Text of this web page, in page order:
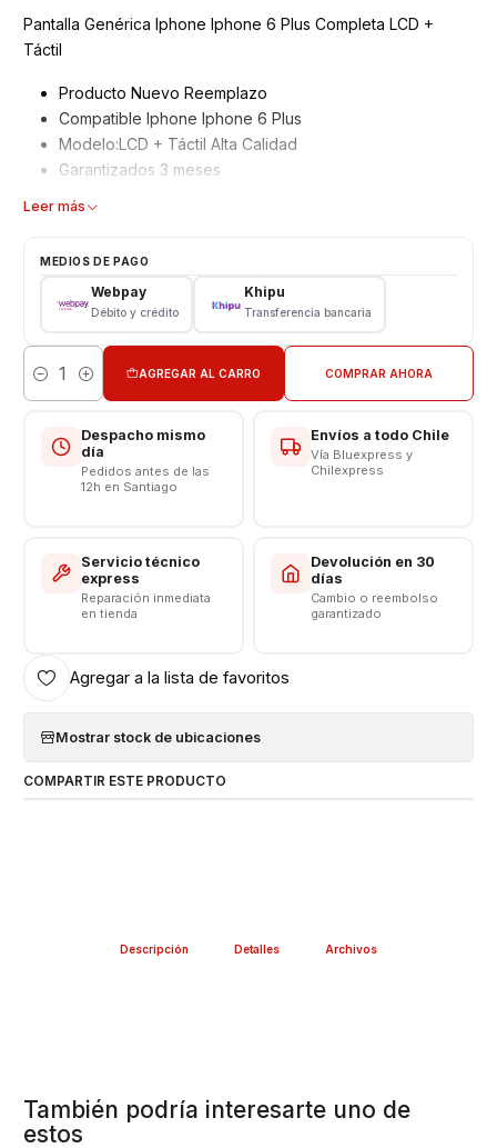
Pantalla Genérica Iphone Iphone 6 Plus Completa LCD +
Táctil
Producto Nuevo Reemplazo
Compatible Iphone Iphone 6 Plus
Modelo:LCD + Táctil Alta Calidad
Garantizados 3 meses
Características
Modelo: Iphone Iphone 6 Plus
CONSULTE POR INSTALACION EN TIENDA
Leer más
MEDIOS DE PAGO
Webpay
Débito y crédito
Khipu
Transferencia bancaria
Cantidad
AGREGAR AL CARRO COMPRAR AHORA
Despacho mismo
día
Pedidos antes de las
12h en Santiago
Envíos a todo Chile
Vía Bluexpress y
Chilexpress
Servicio técnico
express
Reparación inmediata
en tienda
Devolución en 30
días
Cambio o reembolso
garantizado
Agregar a la lista de favoritos
Mostrar stock de ubicaciones
COMPARTIR ESTE PRODUCTO
Descripción Detalles Archivos
También podría interesarte uno de
estos